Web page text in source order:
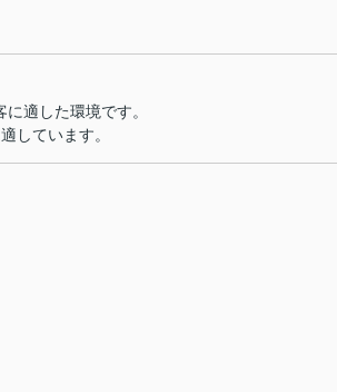
適した環境です。
しています。